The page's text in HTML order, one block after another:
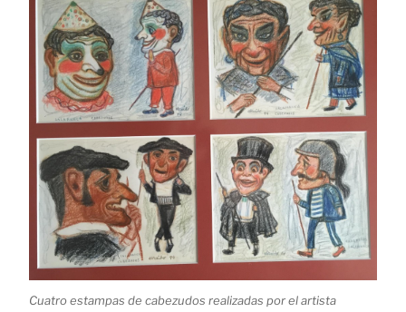
Cuatro estampas de cabezudos realizadas por el artista